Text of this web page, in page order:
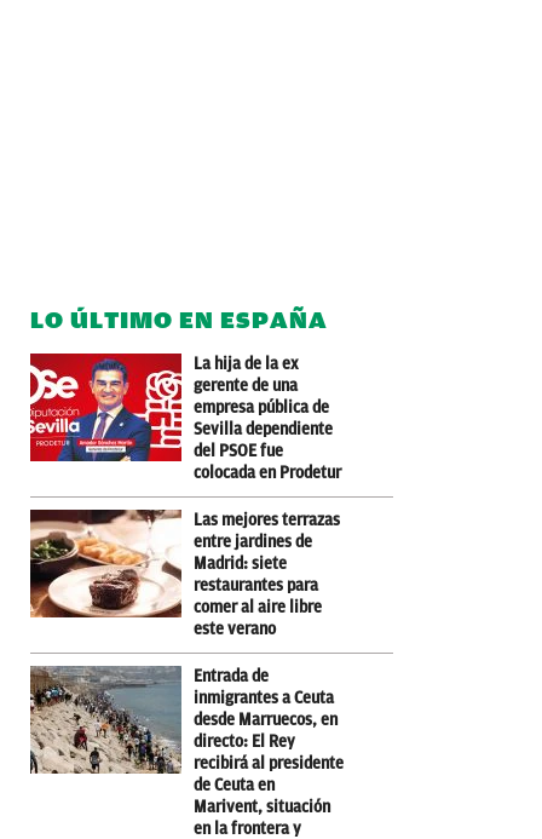
LO ÚLTIMO EN ESPAÑA
La hija de la ex
gerente de una
empresa pública de
Sevilla dependiente
del PSOE fue
colocada en Prodetur
Las mejores terrazas
entre jardines de
Madrid: siete
restaurantes para
comer al aire libre
este verano
Entrada de
inmigrantes a Ceuta
desde Marruecos, en
directo: El Rey
recibirá al presidente
de Ceuta en
Marivent, situación
en la frontera y